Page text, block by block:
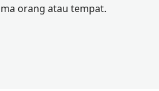
orang atau tempat.